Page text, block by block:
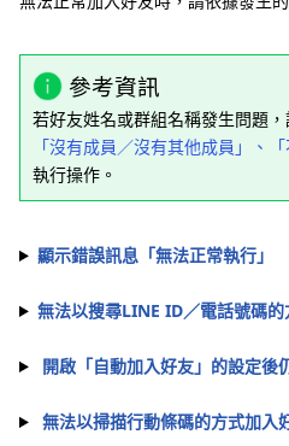
參考資訊
若好友姓名或群組名稱發生問題
「沒有成員／沒有其他成員」、
執行操作。
顯示錯誤訊息「無法正常執行」
無法以搜尋LINE ID／電話號碼
開啟「自動加入好友」的設定後
無法以掃描行動條碼的方式加入